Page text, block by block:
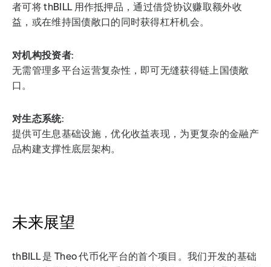
者可将 thBILL 用作抵押品，通过借贷协议赚取额外收
益，或在维持国债敞口的同时获得杠杆机会。
对机构投资者:
无需管理多平台运营复杂性，即可无缝获得链上国债敞
口。
对生态系统:
提供可生息基础设施，优化收益表现，为更复杂的金融产
品构建支撑性底层架构。
未来展望
thBILL 是 Theo 代币化平台的首个项目。我们开发的基础